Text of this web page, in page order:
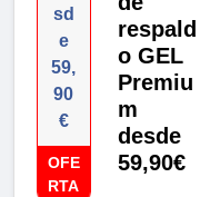
sd
e
59,
90
€
OFE
RTA
respald
o GEL
Premiu
m
desde
59,90€